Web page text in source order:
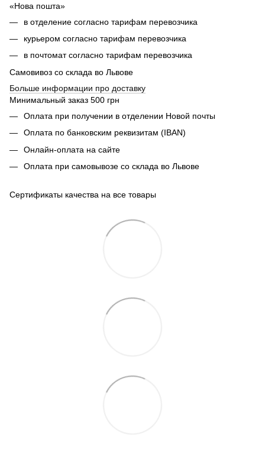
«Нова пошта»
в отделение согласно тарифам перевозчика
курьером согласно тарифам перевозчика
в почтомат согласно тарифам перевозчика
Самовивоз со склада во Львове
Больше информации про доставку
Минимальный заказ 500 грн
Оплата при получении в отделении Новой почты
Оплата по банковским реквизитам (IBAN)
Онлайн-оплата на сайте
Оплата при самовывозе со склада во Львове
Сертификаты качества на все товары